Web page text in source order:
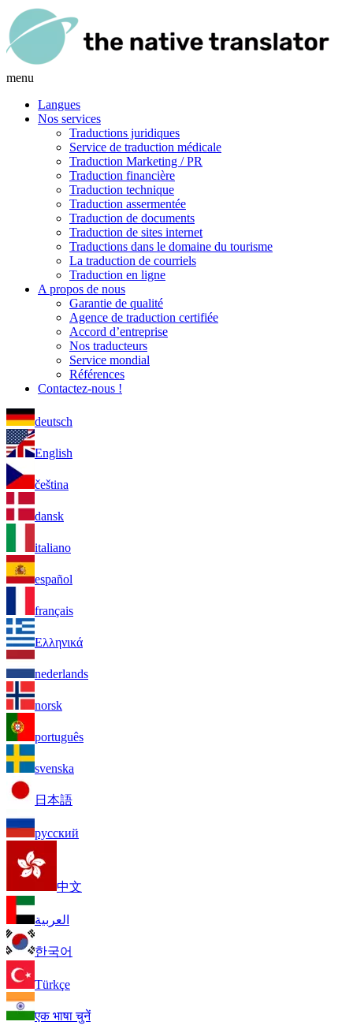
menu
Langues
Nos services
Traductions juridiques
Service de traduction médicale
Traduction Marketing / PR
Traduction financière
Traduction technique
Traduction assermentée
Traduction de documents
Traduction de sites internet
Traductions dans le domaine du tourisme
La traduction de courriels
Traduction en ligne
A propos de nous
Garantie de qualité
Agence de traduction certifiée
Accord d’entreprise
Nos traducteurs
Service mondial
Références
Contactez-nous !
deutsch
English
čeština
dansk
italiano
español
français
Ελληνικά
nederlands
norsk
português
svenska
日本語
русский
中文
العربية
한국어
Türkçe
एक भाषा चुनें